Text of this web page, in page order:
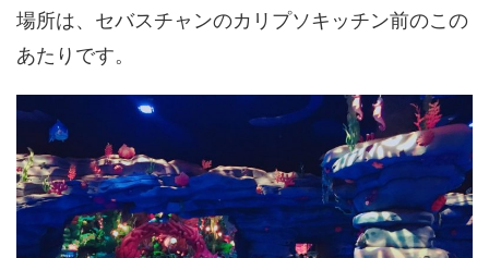
場所は、セバスチャンのカリプソキッチン前のこの
あたりです。